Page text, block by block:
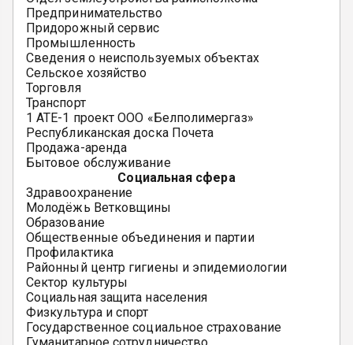
Предпринимательство
Придорожный сервис
Промышленность
Сведения о неиспользуемых объектах
Сельское хозяйство
Торговля
Транспорт
1 АТЕ-1 проект ООО «Белполимергаз»
Республиканская доска Почета
Продажа-аренда
Бытовое обслуживание
Социальная сфера
Здравоохранение
Молодёжь Ветковщины
Образование
Общественные объединения и партии
Профилактика
Районный центр гигиены и эпидемиологии
Сектор культуры
Социальная защита населения
Физкультура и спорт
Государственное социальное страхование